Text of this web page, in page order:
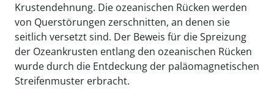
Krustendehnung. Die ozeanischen Rücken werden
von Querstörungen zerschnitten, an denen sie
seitlich versetzt sind. Der Beweis für die Spreizung
der Ozeankrusten entlang den ozeanischen Rücken
wurde durch die Entdeckung der paläomagnetischen
Streifenmuster erbracht.